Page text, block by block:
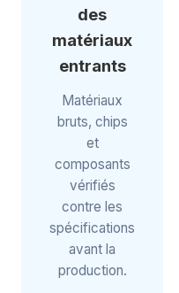
des
matériaux
entrants
Matériaux
bruts, chips
et
composants
vérifiés
contre les
spécifications
avant la
production.